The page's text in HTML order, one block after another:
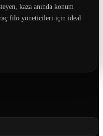
kaza anında konum
filo yöneticileri için ideal